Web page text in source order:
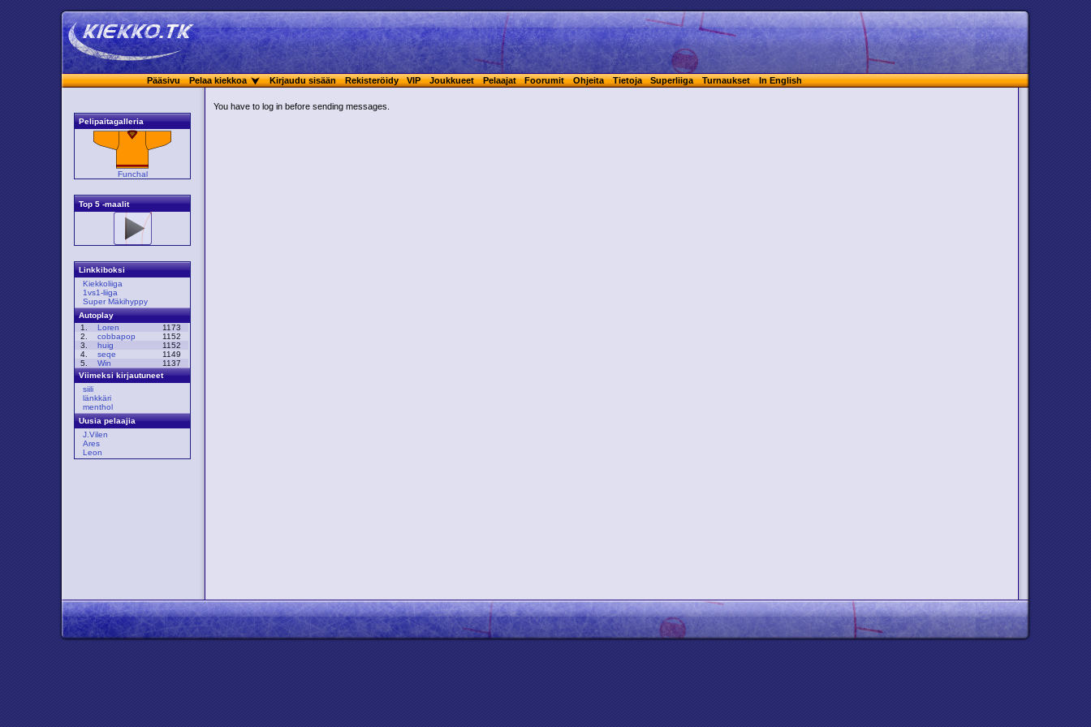
Pääsivu Pelaa kiekkoa Kirjaudu sisään Rekisteröidy VIP Joukkueet Pelaajat Foorumit Ohjeita Tietoja Superliiga Turnaukset In English
Pelipaitagalleria
Funchal
Top 5 -maalit
Linkkiboksi
Kiekkoliiga
1vs1-liiga
Super Mäkihyppy
Autoplay
1.
Loren
1173
2.
cobbapop
1152
3.
huig
1152
4.
seqe
1149
5.
Win
1137
Viimeksi kirjautuneet
siili
länkkäri
menthol
Uusia pelaajia
J.Vilen
Ares
Leon
You have to log in before sending messages.